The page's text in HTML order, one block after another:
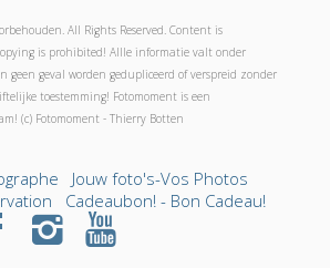
All Rights Reserved. Content is
is prohibited! Allle informatie valt onder
geen geval worden gedupliceerd of verspreid zonder
toestemming! Fotomoment is een
(c) Fotomoment - Thierry Botten
Jouw foto's-Vos Photos
Cadeaubon! - Bon Cadeau!